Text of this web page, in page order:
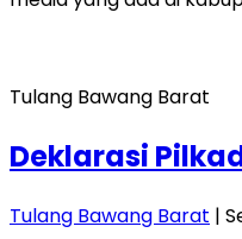
Tulang Bawang Barat
Deklarasi
Tulang Bawang Barat |